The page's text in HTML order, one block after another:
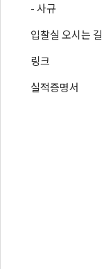
- 사규
입찰실 오시는 길
링크
실적증명서